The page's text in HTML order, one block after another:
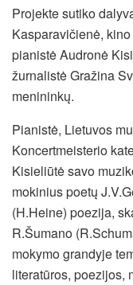
Projekte sutiko
Kasparavičienė,
pianistė Audronė
žurnalistė Gražina
menininkų.
Pianistė, Lietuvos
Koncertmeisterio
Kisieliūtė savo
mokinius poetų
(H.Heine) poezija,
R.Šumano
mokymo grandyje
literatūros, poezijos,